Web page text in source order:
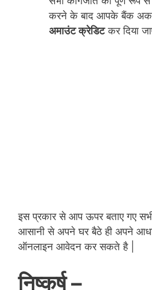
करने के बाद आपके बैंक
अमाउंट क्रेडिटकर दिया
इस प्रकार से आप ऊपर बताए गए
आसानी से अपने घर बैठे ही अपने
ऑनलाइन आवेदन कर सकते है |
निष्कर्ष –